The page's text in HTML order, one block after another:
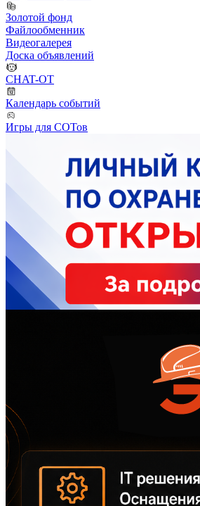
Золотой фонд
Файлообменник
Видеогалерея
Доска объявлений
CHAT-OT
Календарь событий
Игры для СОТов